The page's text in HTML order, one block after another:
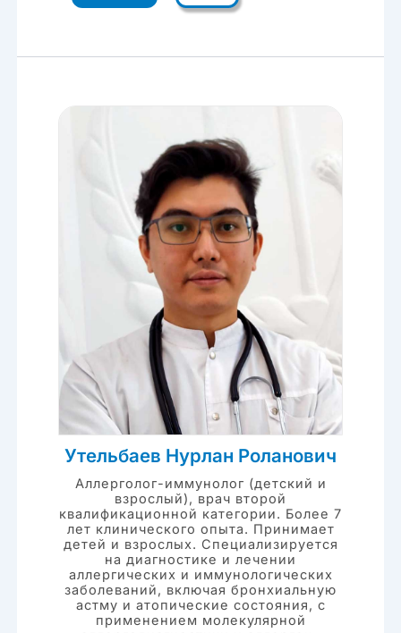
Утельбаев Нурлан Роланович
Аллерголог-иммунолог (детский и
взрослый), врач второй
квалификационной категории. Более 7
лет клинического опыта. Принимает
детей и взрослых. Специализируется
на диагностике и лечении
аллергических и иммунологических
заболеваний, включая бронхиальную
астму и атопические состояния, с
применением молекулярной